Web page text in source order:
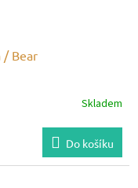
/ Bear
Skladem
Do košíku